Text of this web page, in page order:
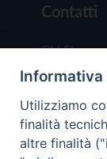
Contatti
Chi Siamo
Redazione
Scrivici
Informativa
Utilizziamo
finalità
altre finalità